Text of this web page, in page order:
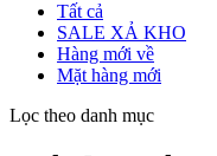
Tất cả
SALE XẢ KHO
Hàng mới về
Mặt hàng mới
Lọc theo danh mục